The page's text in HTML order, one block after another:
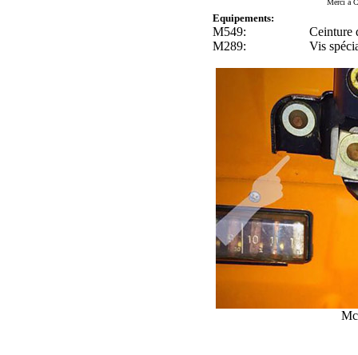
Merci à
Equipements:
M549:
Ceinture
M289:
Vis